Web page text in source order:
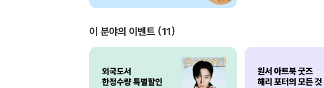
이 분야의 이벤트 11